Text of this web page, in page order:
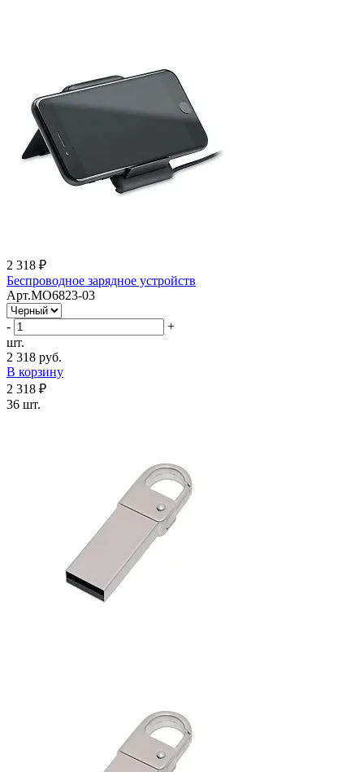
2 318 ₽
Беспроводное зарядное устройств
Арт.MO6823-03
-
+
шт.
2 318 руб.
В корзину
2 318 ₽
36 шт.